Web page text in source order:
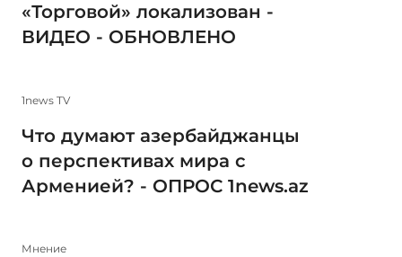
«Торговой» локализован -
ВИДЕО - ОБНОВЛЕНО
1news TV
Что думают азербайджанцы
о перспективах мира с
Арменией? - ОПРОС 1news.az
Мнение